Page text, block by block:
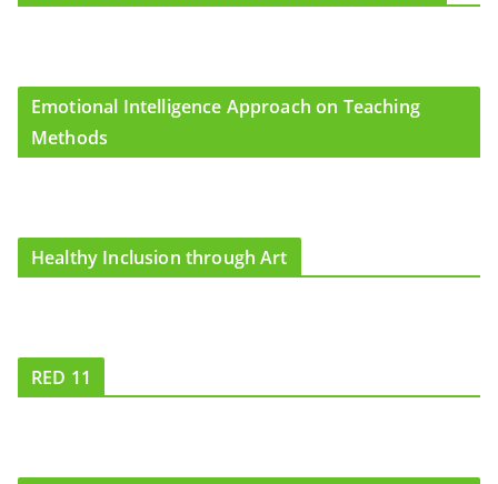
Emotional Intelligence Approach on Teaching
Methods
Healthy Inclusion through Art
RED 11